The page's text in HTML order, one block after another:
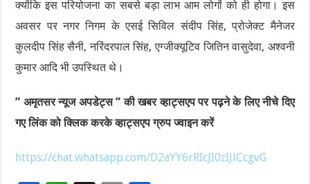
क्योंकि इस परियोजना का सबसे बड़ा लाभ आम लोगों को ही होगा। इस
अवसर पर नगर निगम के एसई सिविल संदीप सिंह, प्रोजेक्ट मैनेजर
कुलदीप सिंह सैनी, नरिंदरपाल सिंह, एग्जीक्यूटिव जितिन वासुदेवा, अश्वनी
कुमार आदि भी उपस्थित थे।
” अमृतसर न्यूज अपडेट्स ” की खबर व्हाट्सएप पर पढ़ने के लिए नीचे दिए
गए लिंक को क्लिक करके व्हाट्सएप ग्रुप ज्वाइन करें
https://chat.whatsapp.com/D2aYY6rRIcJI0zIJlCcgvG